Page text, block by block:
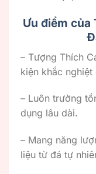
Ưu điểm của
– Tượng Thích
kiện khắc
– Luôn trường
dụng lâu dài.
– Mang năng
liệu từ đá tự